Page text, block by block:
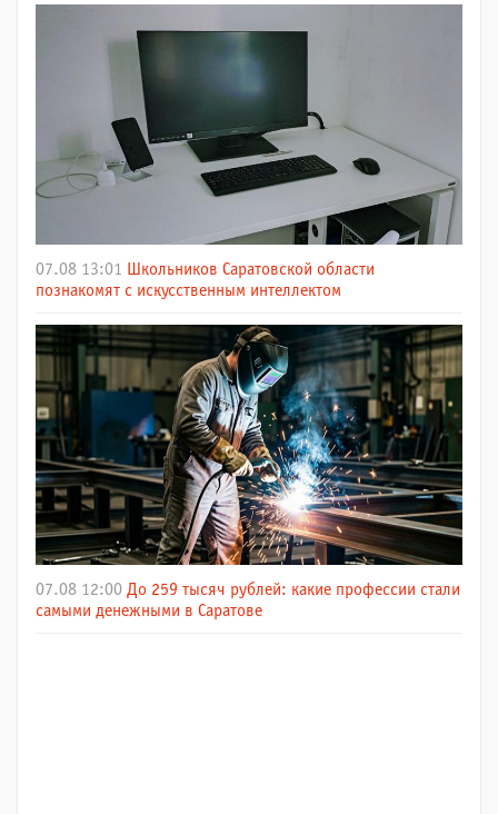
07.08 13:01 Школьников Саратовской области
познакомят с искусственным интеллектом
07.08 12:00 До 259 тысяч рублей: какие профессии стали
самыми денежными в Саратове